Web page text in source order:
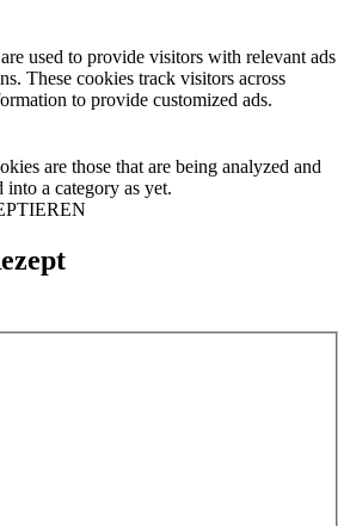
used to provide visitors with relevant ads
These cookies track visitors across
to provide customized ads.
are those that are being analyzed and
into a category as yet.